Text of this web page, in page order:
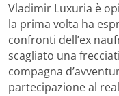
Vladimir Luxuria è
la prima volta ha
confronti dell’ex
scagliato una
compagna
partecipazione al